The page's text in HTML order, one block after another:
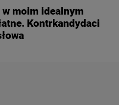
w moim idealnym
Kontrkandydaci